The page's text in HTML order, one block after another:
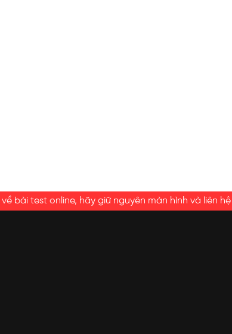
bài test online, hãy giữ nguyên màn hình và liên hệ